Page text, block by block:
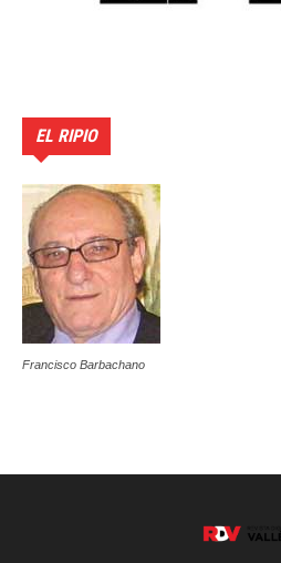
EL RIPIO
Francisco Barbachano